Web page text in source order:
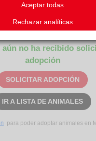
Animal.
aún no ha recibido
adopción
SOLICITAR ADOPCIÓN
IR A LISTA DE ANIMALES
para poder adoptar animales en
Aceptar todas
Rechazar analíticas